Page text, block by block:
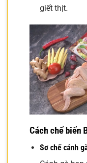
giết thịt.
Cách chế biến
Sơ chế cánh